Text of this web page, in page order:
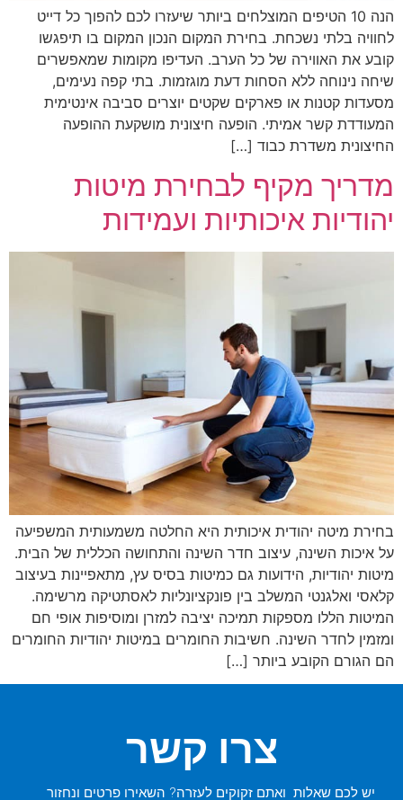
הנה 10 הטיפים המוצלחים ביותר שיעזרו לכם להפוך כל דייט
לחוויה בלתי נשכחת. בחירת המקום הנכון המקום בו תיפגשו
קובע את האווירה של כל הערב. העדיפו מקומות שמאפשרים
שיחה נינוחה ללא הסחות דעת מוגזמות. בתי קפה נעימים,
מסעדות קטנות או פארקים שקטים יוצרים סביבה אינטימית
המעודדת קשר אמיתי. הופעה חיצונית מושקעת ההופעה
החיצונית משדרת כבוד […]
מדריך מקיף לבחירת מיטות
יהודיות איכותיות ועמידות
בחירת מיטה יהודית איכותית היא החלטה משמעותית המשפיעה
על איכות השינה, עיצוב חדר השינה והתחושה הכללית של הבית.
מיטות יהודיות, הידועות גם כמיטות בסיס עץ, מתאפיינות בעיצוב
קלאסי ואלגנטי המשלב בין פונקציונליות לאסתטיקה מרשימה.
המיטות הללו מספקות תמיכה יציבה למזרן ומוסיפות אופי חם
ומזמין לחדר השינה. חשיבות החומרים במיטות יהודיות החומרים
הם הגורם הקובע ביותר […]
צרו קשר
יש לכם שאלות ואתם זקוקים לעזרה? השאירו פרטים ונחזור